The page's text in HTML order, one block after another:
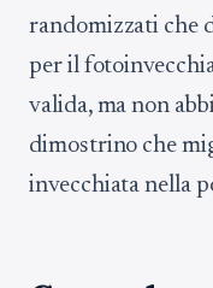
randomizzati che
per il
valida, ma non
dimostrino che
invecchiata nella